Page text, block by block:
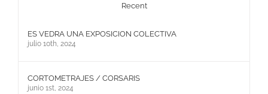
Recent
ES VEDRA UNA EXPOSICION COLECTIVA
julio 10th, 2024
CORTOMETRAJES / CORSARIS
junio 1st, 2024